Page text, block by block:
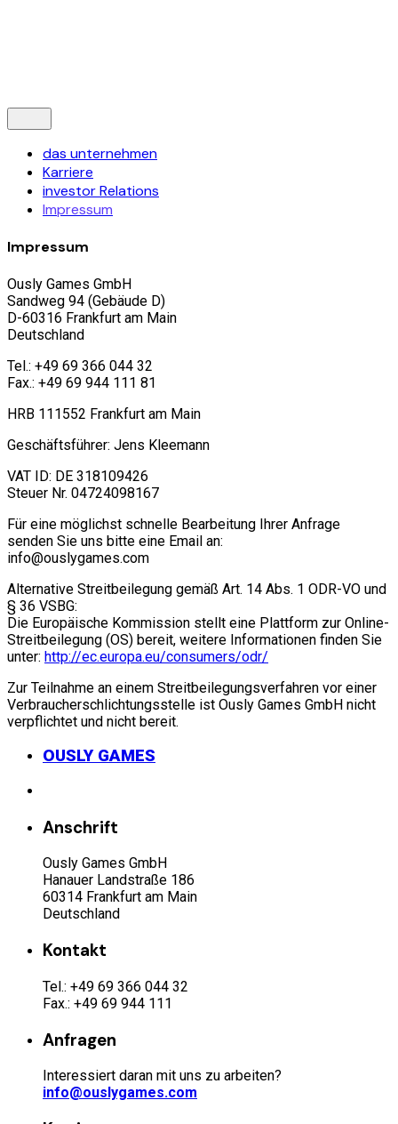
das unternehmen
Karriere
investor Relations
Impressum
Impressum
Ously Games GmbH
Sandweg 94 (Gebäude D)
D-60316 Frankfurt am Main
Deutschland
Tel.: +49 69 366 044 32
Fax.: +49 69 944 111 81
HRB 111552 Frankfurt am Main
Geschäftsführer: Jens Kleemann
VAT ID: DE 318109426
Steuer Nr. 04724098167
Für eine möglichst schnelle Bearbeitung Ihrer Anfrage
senden Sie uns bitte eine Email an:
info@ouslygames.com
Alternative Streitbeilegung gemäß Art. 14 Abs. 1 ODR-VO und
§ 36 VSBG:
Die Europäische Kommission stellt eine Plattform zur Online-
Streitbeilegung (OS) bereit, weitere Informationen finden Sie
unter: http://ec.europa.eu/consumers/odr/
Zur Teilnahme an einem Streitbeilegungsverfahren vor einer
Verbraucherschlichtungsstelle ist Ously Games GmbH nicht
verpflichtet und nicht bereit.
OUSLY GAMES
Anschrift
Ously Games GmbH
Hanauer Landstraße 186
60314 Frankfurt am Main
Deutschland
Kontakt
Tel.: +49 69 366 044 32
Fax.: +49 69 944 111
Anfragen
Interessiert daran mit uns zu arbeiten?
info@ouslygames.com